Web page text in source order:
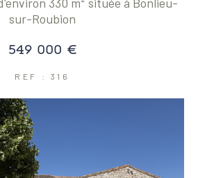
sur-Roubion
549 000 €
REF : 316